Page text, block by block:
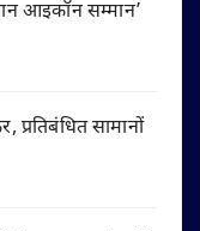
आइकॉन सम्मान’
प्रतिबंधित सामानों